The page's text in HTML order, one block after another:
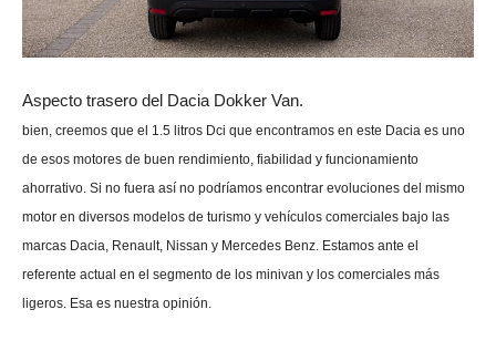
Aspecto trasero del Dacia Dokker Van.
bien, creemos que el 1.5 litros Dci que encontramos en este Dacia es uno
de esos motores de buen rendimiento, fiabilidad y funcionamiento
ahorrativo. Si no fuera así no podríamos encontrar evoluciones del mismo
motor en diversos modelos de turismo y vehículos comerciales bajo las
marcas Dacia, Renault, Nissan y Mercedes Benz. Estamos ante el
referente actual en el segmento de los minivan y los comerciales más
ligeros. Esa es nuestra opinión.